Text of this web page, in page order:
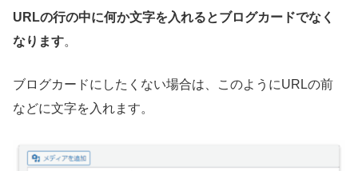
URLの行の中に何か文字を入れるとブログカードでなく
なります。
ブログカードにしたくない場合は、このようにURLの前
などに文字を入れます。